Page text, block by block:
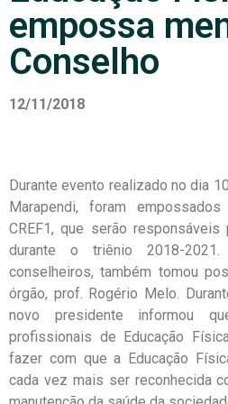
empossa
Conselho
12/11/2018
Durante evento realizado no dia
Marapendi, foram
CREF1, que serão
durante o triênio 2018-
conselheiros, também tomou
órgão, prof. Rogério Melo.
novo presidente informou
profissionais de Educação
fazer com que a Educação
cada vez mais ser reconhecida